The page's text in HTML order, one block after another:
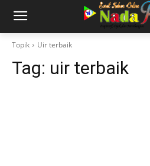
Topik Uir terbaik
Tag: uir terbaik